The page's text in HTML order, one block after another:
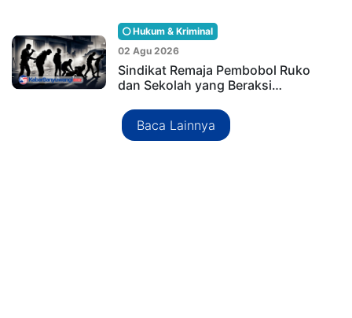
Hukum & Kriminal
02 Agu 2026
Sindikat Remaja Pembobol Ruko
dan Sekolah yang Beraksi…
Baca Lainnya